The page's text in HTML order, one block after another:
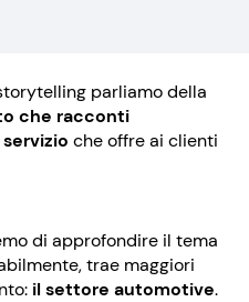
parliamo della
che racconti
servizio che offre ai clienti
di approfondire il tema
trae maggiori
il settore automotive.